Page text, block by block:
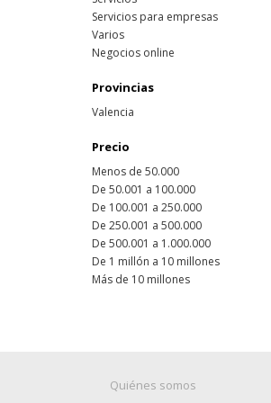
Servicios para empresas
Varios
Negocios online
Provincias
Valencia
Precio
Menos de 50.000
De 50.001 a 100.000
De 100.001 a 250.000
De 250.001 a 500.000
De 500.001 a 1.000.000
De 1 millón a 10 millones
Más de 10 millones
Quiénes somos